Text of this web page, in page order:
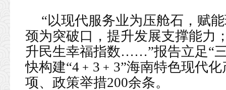
“以现代服务业为压舱石，赋
颈为突破口，提升发展支撑能力
升民生幸福指数……”报告立足“
快构建“4﹢3﹢3”海南特色现代
项、政策举措200余条。